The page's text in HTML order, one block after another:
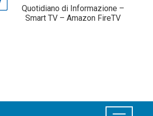
Quotidiano di Informazione –
Smart TV – Amazon FireTV